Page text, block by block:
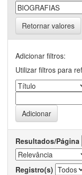
Retornar valores
Adicionar filtros:
Utilizar filtros para
Resultados/Página
Registro(s)